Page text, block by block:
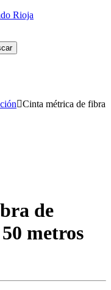
Cinta métrica de fibra
de
metros